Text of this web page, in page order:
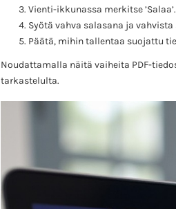
Vienti-ikkunassa merkitse ’Salaa’.
Syötä vahva salasana ja vahvista
Päätä, mihin tallentaa suojattu
Noudattamalla näitä vaiheita PDF-
tarkastelulta.